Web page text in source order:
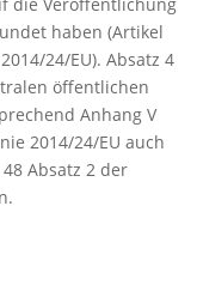
haben (Artikel
24/EU). Absatz 4
öffentlichen
Anhang V
2014/24/EU auch
Absatz 2 der